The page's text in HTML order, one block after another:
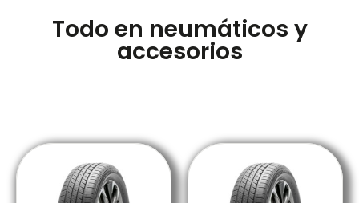
Todo en neumáticos y
accesorios